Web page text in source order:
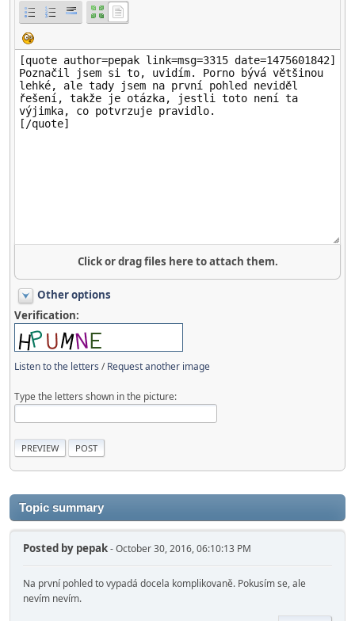
Click or drag files here to attach them.
Other options
Verification:
Listen to the letters /Request another image
Type the letters shown in the picture:
Topic summary
Posted by pepak- October 30, 2016, 06:10:13 PM
Na první pohled to vypadá docela komplikovaně. Pokusím se, ale
nevím nevím.